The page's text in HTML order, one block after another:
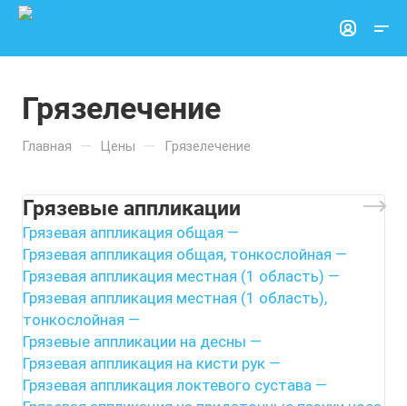
Грязелечение
Главная — Цены — Грязелечение
Грязевые аппликации
Грязевая аппликация общая —
Грязевая аппликация общая, тонкослойная —
Грязевая аппликация местная (1 область) —
Грязевая аппликация местная (1 область),
тонкослойная —
Грязевые аппликации на десны —
Грязевая аппликация на кисти рук —
Грязевая аппликация локтевого сустава —